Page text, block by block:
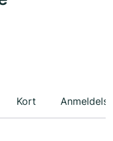
Kort